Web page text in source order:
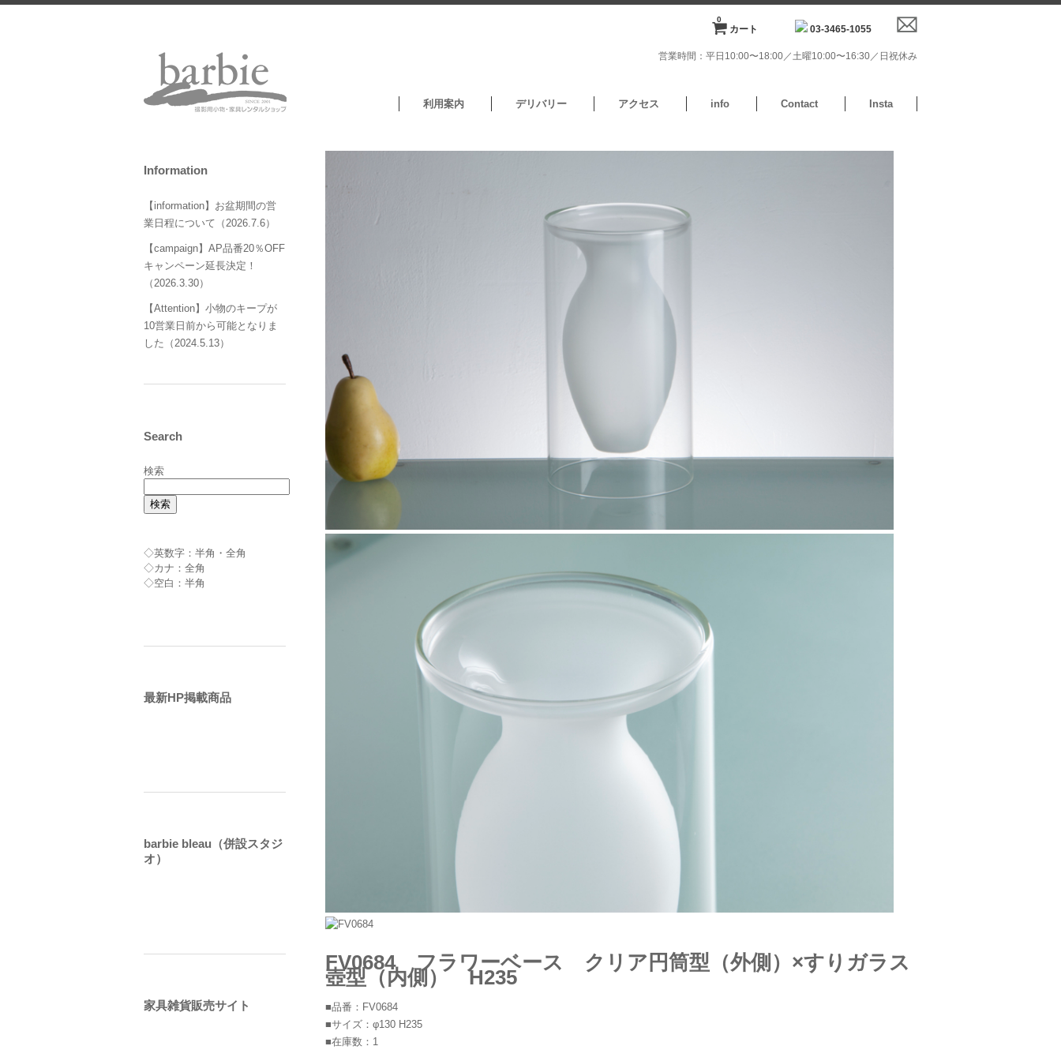
カート
0
03-3465-1055
営業時間：平日10:00〜18:00／土曜10:00〜16:30／日祝休み
利用案内 デリバリー アクセス info Contact Insta
FV0684 フラワーベース クリア円筒型（外側）×すりガラス
壺型（内側） H235
■品番：FV0684
■サイズ：φ130 H235
■在庫数：1
Information
【information】お盆期間の営
業日程について（2026.7.6）
【campaign】AP品番20％OFF
キャンペーン延長決定！
（2026.3.30）
【Attention】小物のキープが
10営業日前から可能となりま
した（2024.5.13）
Search
検索
検索
◇英数字：半角・全角
◇カナ：全角
◇空白：半角
最新HP掲載商品
barbie bleau（併設スタジ
オ）
家具雑貨販売サイト